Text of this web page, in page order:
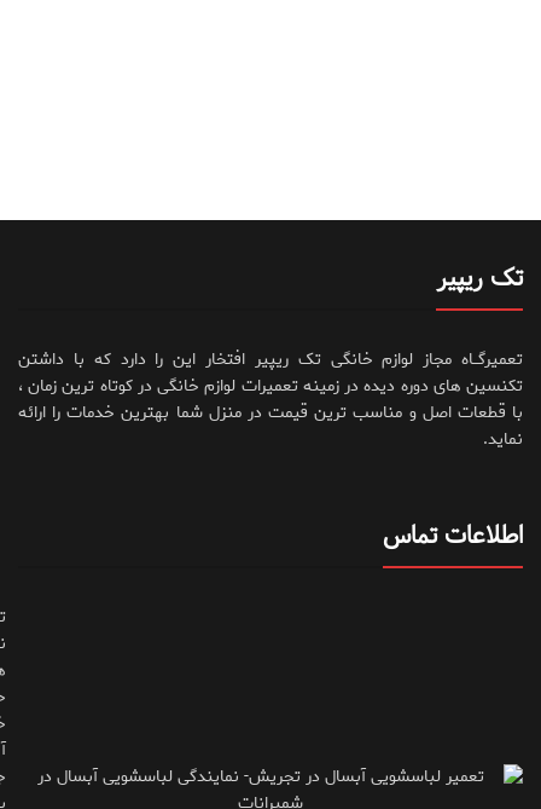
تک ریپیر
تعمیرگــاه مجاز لوازم خانگی تک ریپیر افتخار این را دارد که با داشتن
تکنسین های دوره دیده در زمینه تعمیرات لوازم خانگی در کوتاه ترین زمان ،
با قطعات اصل و مناسب ترین قیمت در منزل شما بهترین خدمات را ارائه
نماید.
اطلاعات تماس